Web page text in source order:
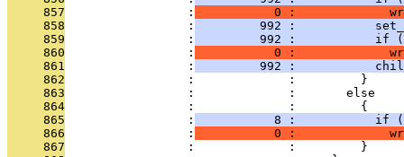
     857
                 :
0 :
     858
                 :
992 :
     859
                 :
992 :           if
     860
                 :
0 :
     861
                 :
992 :
     862
                 :             :         }
     863
                 :             :       else
     864
                 :             :         {
     865
                 :
8 :           if
     866
                 :
0 :
     867
                 :             :         }